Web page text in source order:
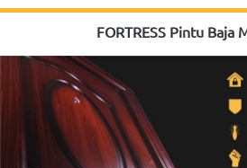
FORTRESS Pintu Baja